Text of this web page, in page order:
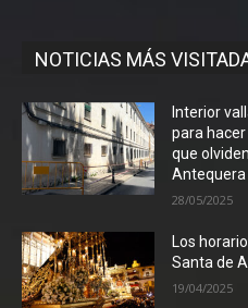
NOTICIAS MÁS
Interior
para
que
Antequera
28/05/2025
Los
Santa de
19/04/2025